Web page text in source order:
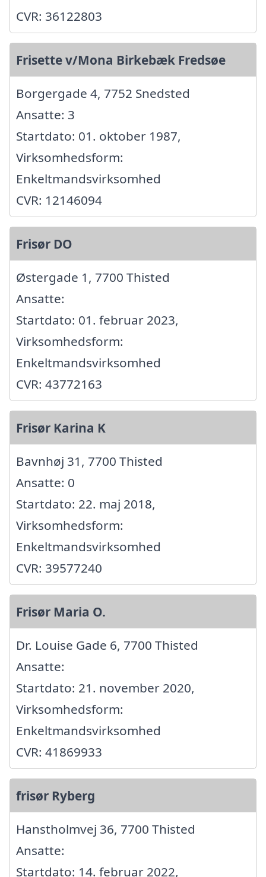
CVR: 36122803
Frisette v/Mona Birkebæk Fredsøe
Borgergade 4, 7752 Snedsted
Ansatte: 3
Startdato: 01. oktober 1987,
Virksomhedsform:
Enkeltmandsvirksomhed
CVR: 12146094
Frisør DO
Østergade 1, 7700 Thisted
Ansatte:
Startdato: 01. februar 2023,
Virksomhedsform:
Enkeltmandsvirksomhed
CVR: 43772163
Frisør Karina K
Bavnhøj 31, 7700 Thisted
Ansatte: 0
Startdato: 22. maj 2018,
Virksomhedsform:
Enkeltmandsvirksomhed
CVR: 39577240
Frisør Maria O.
Dr. Louise Gade 6, 7700 Thisted
Ansatte:
Startdato: 21. november 2020,
Virksomhedsform:
Enkeltmandsvirksomhed
CVR: 41869933
frisør Ryberg
Hanstholmvej 36, 7700 Thisted
Ansatte:
Startdato: 14. februar 2022,